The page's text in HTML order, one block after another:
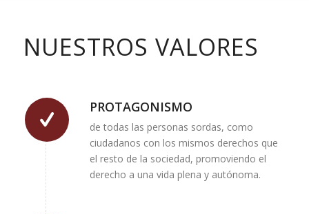
NUESTROS VALORES
PROTAGONISMO
de todas las personas sordas, como
ciudadanos con los mismos derechos que
el resto de la sociedad, promoviendo el
derecho a una vida plena y autónoma.